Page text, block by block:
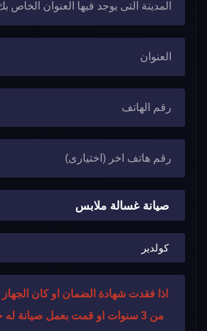
اذا فقدت شهادة الضمان او كان الجهاز
من 3 سنوات او قمت بعمل صيانة